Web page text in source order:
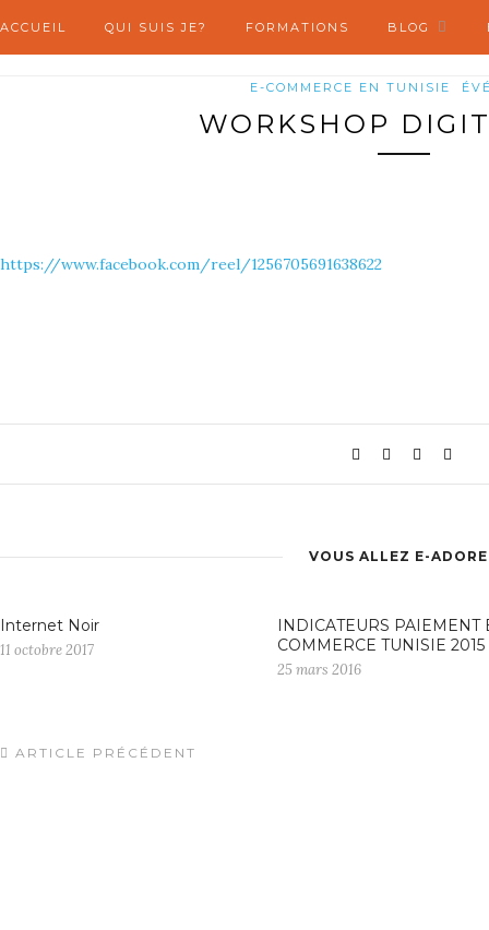
ACCUEIL QUI SUIS JE? FORMATIONS BLOG
E-COMMERCE EN TUNISIE
WORKSHOP
https://www.facebook.com/reel/1256705691638622
VOUS ALLEZ E-
Internet Noir
11 octobre 2017
INDICATEURS PAIEMENT
COMMERCE TUNISIE 2015
25 mars 2016
ARTICLE PRÉCÉDENT